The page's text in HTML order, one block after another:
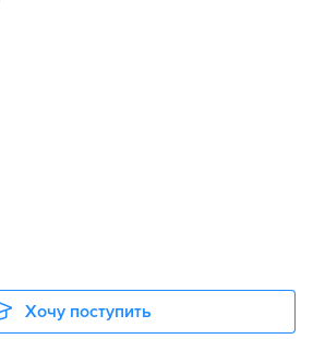
Хочу поступить